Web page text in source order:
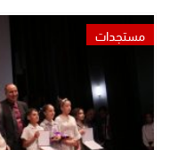
مستجدات